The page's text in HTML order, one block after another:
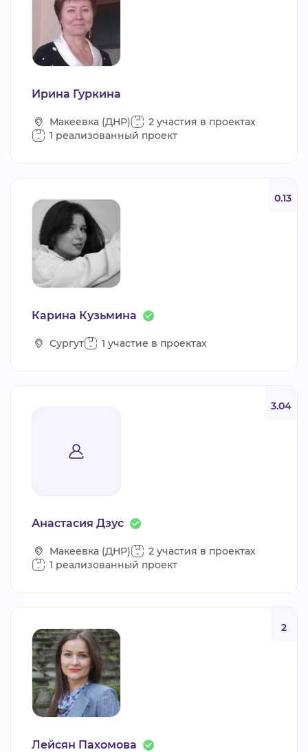
Ирина Гуркина
Макеевка (ДНР)
2 участия в проектах
1 реализованный проект
0.13
Карина Кузьмина
Сургут 1 участие в проектах
3.04
Анастасия Дзус
Макеевка (ДНР)
2 участия в проектах
1 реализованный проект
2
Лейсян Пахомова